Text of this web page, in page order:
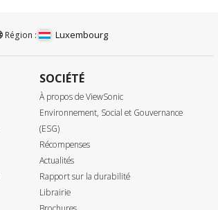
Région : Luxembourg
SOCIÉTÉ
À propos de ViewSonic
Environnement, Social et Gouvernance
(ESG)
Récompenses
Actualités
Rapport sur la durabilité
Librairie